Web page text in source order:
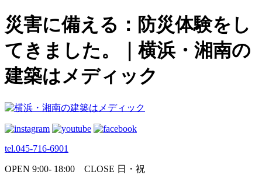
災害に備える：防災体験をし
てきました。｜横浜・湘南の
建築はメディック
tel.045-716-6901
OPEN 9:00- 18:00 CLOSE 日・祝